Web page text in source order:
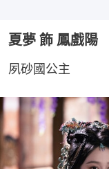
夏夢 飾 鳳戲陽
夙砂國公主